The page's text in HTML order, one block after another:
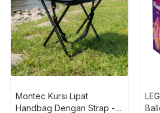
Montec Kursi Lipat
Handbag Dengan Strap -